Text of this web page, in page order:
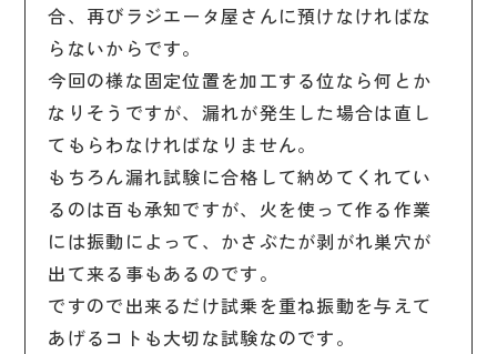
合、再びラジエータ屋さんに預けなければな
らないからです。
今回の様な固定位置を加工する位なら何とか
なりそうですが、漏れが発生した場合は直し
てもらわなければなりません。
もちろん漏れ試験に合格して納めてくれてい
るのは百も承知ですが、火を使って作る作業
には振動によって、かさぶたが剥がれ巣穴が
出て来る事もあるのです。
ですので出来るだけ試乗を重ね振動を与えて
あげるコトも大切な試験なのです。